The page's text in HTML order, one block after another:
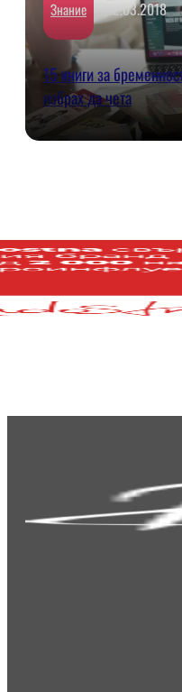
Знаниe 12.03.2018
15 книги за
избрах да чета